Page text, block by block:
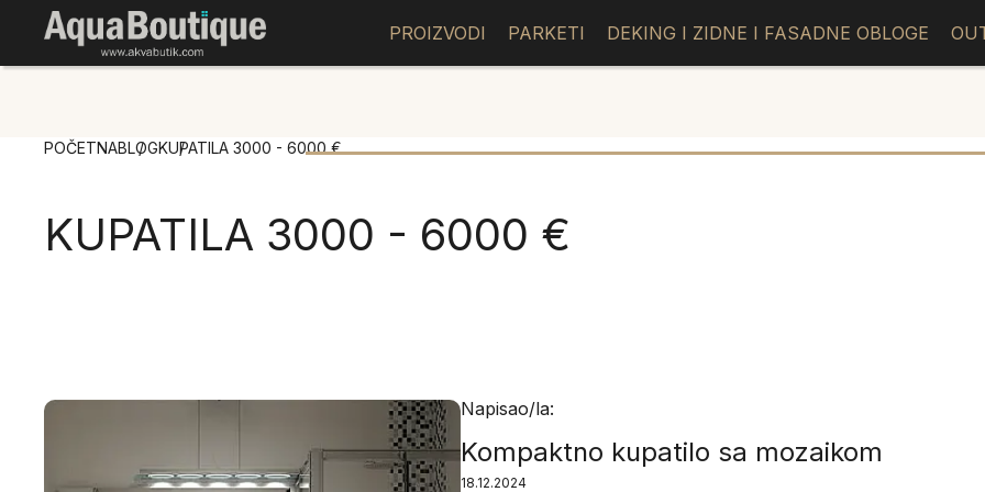
PROIZVODI PARKETI DEKING I ZIDNE I FASADNE OBLOGE
POČETNABLOGKUPATILA 3000 - 6000 €
KUPATILA 3000 - 6000 €
Napisao/la:
Kompaktno kupatilo sa mozaikom
18.12.2024